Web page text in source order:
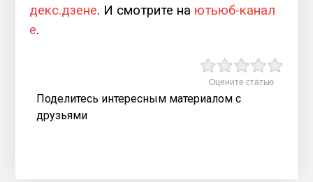
декс.дзене. И смотрите на ютьюб-канал
е.
Оцените статью
Поделитесь интересным материалом с
друзьями